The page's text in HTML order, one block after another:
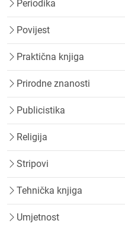
Periodika
Povijest
Praktična knjiga
Prirodne znanosti
Publicistika
Religija
Stripovi
Tehnička knjiga
Umjetnost